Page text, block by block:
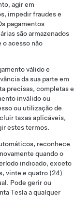
agir em
impedir fraudes e
pagamentos
são armazenados
o acesso não
válido e
da sua parte em
precisas, completas e
inválido ou
ou utilização de
taxas aplicáveis,
estes termos.
reconhece
quando o
indicado, exceto
vinte e quatro (24)
Pode gerir ou
Tesla a qualquer